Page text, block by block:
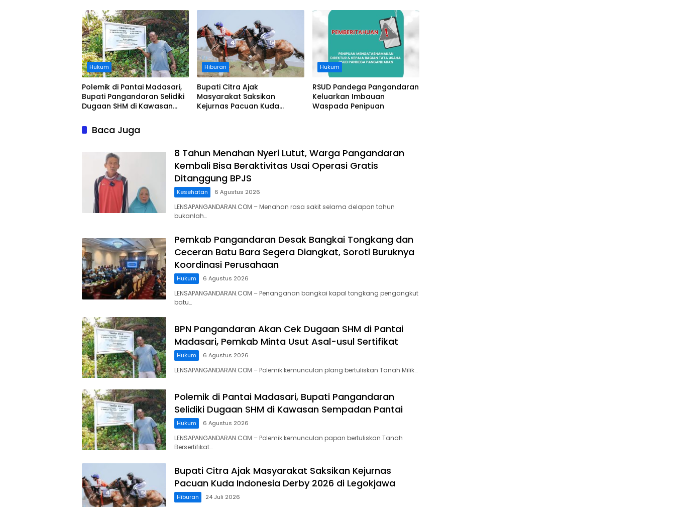
Ditanggung BPJS
Koordinasi Perusahaan
Hukum
Polemik di Pantai Madasari,
Bupati Pangandaran Selidiki
Dugaan SHM di Kawasan
Hiburan
Bupati Citra Ajak
Masyarakat Saksikan
Kejurnas Pacuan Kuda
Hukum
RSUD Pandega Pangandaran
Keluarkan Imbauan
Waspada Penipuan
Baca Juga
8 Tahun Menahan Nyeri Lutut, Warga Pangandaran
Kembali Bisa Beraktivitas Usai Operasi Gratis
Ditanggung BPJS
Kesehatan 6 Agustus 2026
LENSAPANGANDARAN.COM – Menahan rasa sakit selama delapan tahun
bukanlah…
Pemkab Pangandaran Desak Bangkai Tongkang dan
Ceceran Batu Bara Segera Diangkat, Soroti Buruknya
Koordinasi Perusahaan
Hukum 6 Agustus 2026
LENSAPANGANDARAN.COM – Penanganan bangkai kapal tongkang pengangkut
batu…
BPN Pangandaran Akan Cek Dugaan SHM di Pantai
Madasari, Pemkab Minta Usut Asal-usul Sertifikat
Hukum 6 Agustus 2026
LENSAPANGANDARAN.COM – ‎Polemik kemunculan plang bertuliskan Tanah Milik…
Polemik di Pantai Madasari, Bupati Pangandaran
Selidiki Dugaan SHM di Kawasan Sempadan Pantai
Hukum 6 Agustus 2026
LENSAPANGANDARAN.COM – Polemik kemunculan papan bertuliskan Tanah
Bersertifikat…
Bupati Citra Ajak Masyarakat Saksikan Kejurnas
Pacuan Kuda Indonesia Derby 2026 di Legokjawa
Hiburan 24 Juli 2026